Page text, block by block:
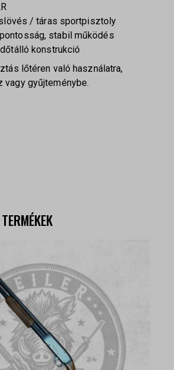
/ táras sportpisztoly
stabil működés
konstrukció
lőtéren való használatra,
vagy gyűjteménybe.